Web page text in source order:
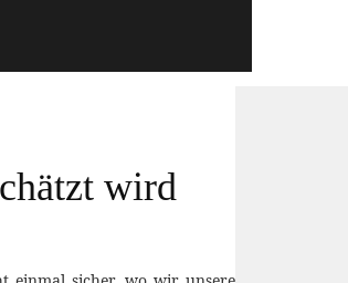
wird